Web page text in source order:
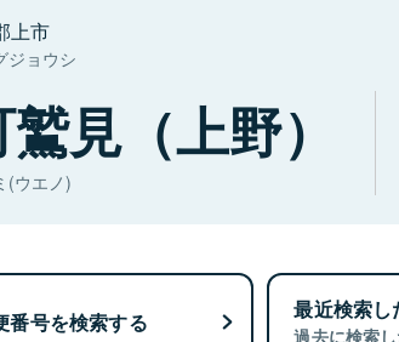
上市
ジョウシ
見（上野）
(ウエノ)
番号を検索する 最近検索し
過去に検索